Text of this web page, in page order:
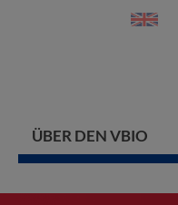
ÜBER DEN VBIO